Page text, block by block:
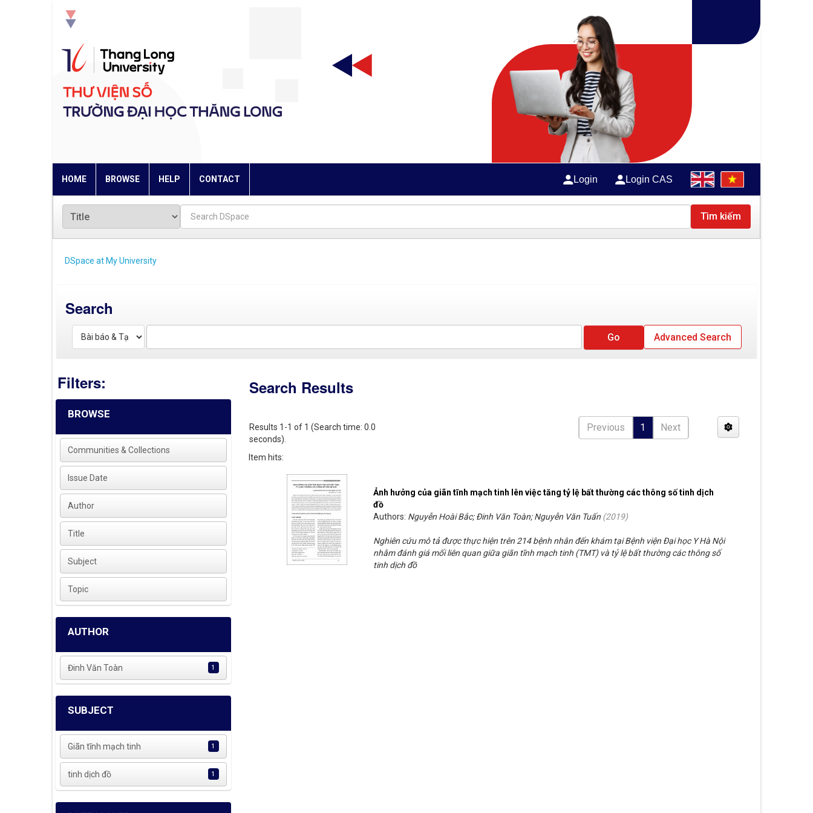
HOME BROWSE HELP CONTACT Login Login CAS
Tìm kiếm
DSpace at My University
Search
Advanced Search
Filters:
BROWSE
Communities & Collections
Issue Date
Author
Title
Subject
Topic
AUTHOR
Đinh Văn Toàn 1
SUBJECT
Giãn tĩnh mạch tinh 1
tinh dịch đồ 1
Search Results
Results 1-1 of 1 (Search time: 0.0
seconds).
Previous 1 Next
Item hits:
Ảnh hưởng của giãn tĩnh mạch tinh lên việc tăng tỷ lệ bất thường các thông số tinh dịch
đồ
Authors: Nguyễn Hoài Bắc; Đinh Văn Toàn; Nguyễn Văn Tuấn (2019)
Nghiên cứu mô tả được thực hiện trên 214 bệnh nhân đến khám tại Bệnh viện Đại học Y Hà Nội
nhằm đánh giá mối liên quan giữa giãn tĩnh mạch tinh (TMT) và tỷ lệ bất thường các thông số
tinh dịch đồ